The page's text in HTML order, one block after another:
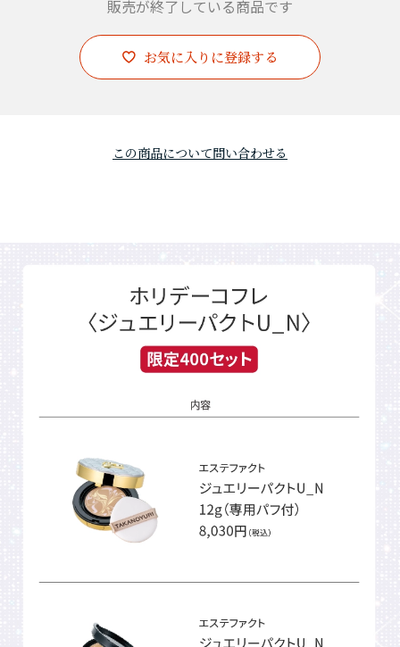
お気に入りに登録する
販売が終了している商品です
この商品について問い合わせる